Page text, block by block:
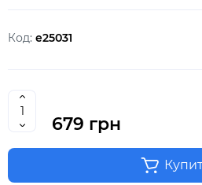
Код: e25031
679 грн